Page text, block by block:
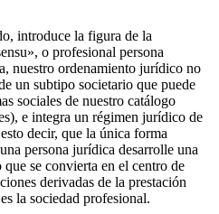
introduce la figura de la
o profesional persona
nuestro ordenamiento jurídico no
un subtipo societario que puede
sociales de nuestro catálogo
e integra un régimen jurídico de
decir, que la única forma
persona jurídica desarrolle una
se convierta en el centro de
derivadas de la prestación
la sociedad profesional.